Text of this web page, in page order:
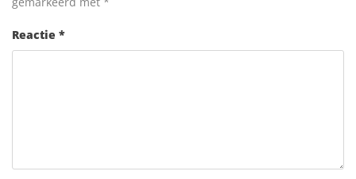
Reactie *